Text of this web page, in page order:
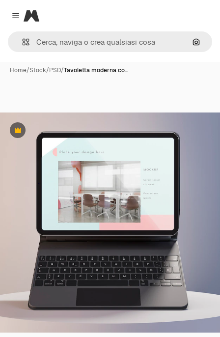
Close menu
Magnific
Cerca
Home/Stock/PSD/Tavoletta moderna co…
Premium